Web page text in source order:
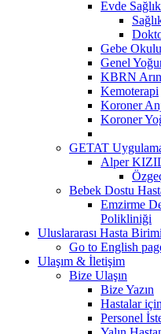
Evde
Gebe Okulu
Genel
KBRN
Kemoterapi
Koroner
Koroner
GETAT
Alper
Bebek Dostu
Emzirme
Polikliniği
Uluslararası Hasta Birimi
Go to English
Ulaşım & İletişim
Bize Ulaşın
Bize Yazın
Hastalar
Personel